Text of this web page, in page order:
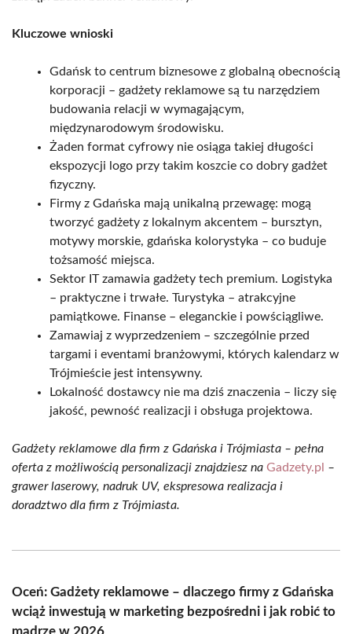
Kluczowe wnioski
Gdańsk to centrum biznesowe z globalną obecnością
korporacji – gadżety reklamowe są tu narzędziem
budowania relacji w wymagającym,
międzynarodowym środowisku.
Żaden format cyfrowy nie osiąga takiej długości
ekspozycji logo przy takim koszcie co dobry gadżet
fizyczny.
Firmy z Gdańska mają unikalną przewagę: mogą
tworzyć gadżety z lokalnym akcentem – bursztyn,
motywy morskie, gdańska kolorystyka – co buduje
tożsamość miejsca.
Sektor IT zamawia gadżety tech premium. Logistyka
– praktyczne i trwałe. Turystyka – atrakcyjne
pamiątkowe. Finanse – eleganckie i powściągliwe.
Zamawiaj z wyprzedzeniem – szczególnie przed
targami i eventami branżowymi, których kalendarz w
Trójmieście jest intensywny.
Lokalność dostawcy nie ma dziś znaczenia – liczy się
jakość, pewność realizacji i obsługa projektowa.
Gadżety reklamowe dla firm z Gdańska i Trójmiasta – pełna
oferta z możliwością personalizacji znajdziesz na Gadzety.pl –
grawer laserowy, nadruk UV, ekspresowa realizacja i
doradztwo dla firm z Trójmiasta.
Oceń: Gadżety reklamowe – dlaczego firmy z Gdańska
wciąż inwestują w marketing bezpośredni i jak robić to
mądrze w 2026